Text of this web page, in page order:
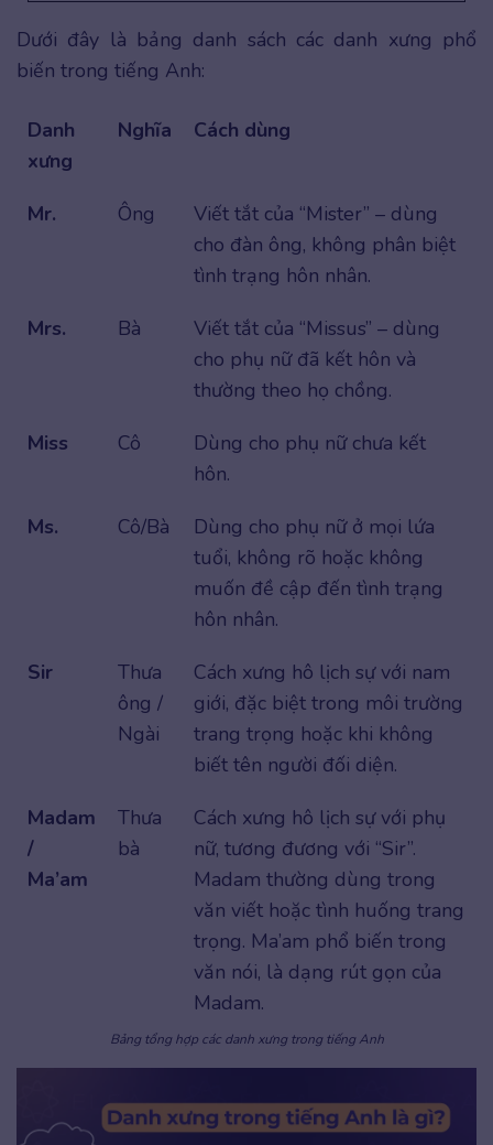
Dưới đây là bảng danh sách các danh xưng phổ
biến trong tiếng Anh:
Danh
xưng
Nghĩa Cách dùng
Mr. Ông
Viết tắt của “Mister” – dùng
cho đàn ông, không phân biệt
tình trạng hôn nhân.
Mrs.
Bà
Viết tắt của “Missus” – dùng
cho phụ nữ đã kết hôn và
thường theo họ chồng.
Miss
Cô
Dùng cho phụ nữ chưa kết
hôn.
Ms.
Cô/Bà
Dùng cho phụ nữ ở mọi lứa
tuổi, không rõ hoặc không
muốn đề cập đến tình trạng
hôn nhân.
Sir
Thưa
ông /
Ngài
Cách xưng hô lịch sự với nam
giới, đặc biệt trong môi trường
trang trọng hoặc khi không
biết tên người đối diện.
Madam
/
Ma’am
Thưa
bà
Cách xưng hô lịch sự với phụ
nữ, tương đương với “Sir”.
Madam thường dùng trong
văn viết hoặc tình huống trang
trọng. Ma’am phổ biến trong
văn nói, là dạng rút gọn của
Madam.
Bảng tổng hợp các danh xưng trong tiếng Anh